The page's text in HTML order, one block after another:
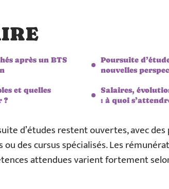
après un BTS
et quelles
?
Poursuite
nouvelles
Salaires,
: à quoi
d’études restent ouvertes, avec des
des cursus spécialisés. Les
attendues varient fortement